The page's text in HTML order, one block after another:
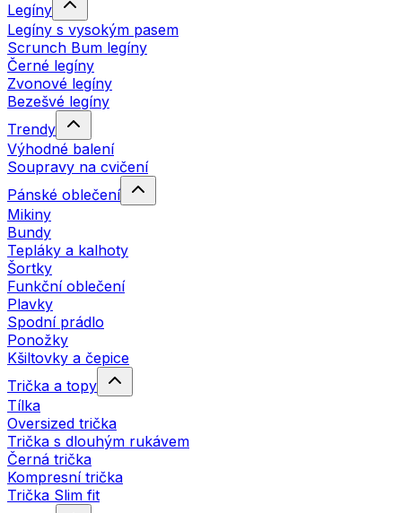
Legíny
Legíny s vysokým pasem
Scrunch Bum legíny
Černé legíny
Zvonové legíny
Bezešvé legíny
Trendy
Výhodné balení
Soupravy na cvičení
Pánské oblečení
Mikiny
Bundy
Tepláky a kalhoty
Šortky
Funkční oblečení
Plavky
Spodní prádlo
Ponožky
Kšiltovky a čepice
Trička a topy
Tílka
Oversized trička
Trička s dlouhým rukávem
Černá trička
Kompresní trička
Trička Slim fit